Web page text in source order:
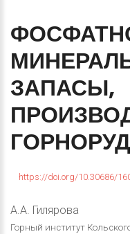
ЗАПАСЫ,
https://doi.org/10.30686/
А.А. Гилярова
Горный институт